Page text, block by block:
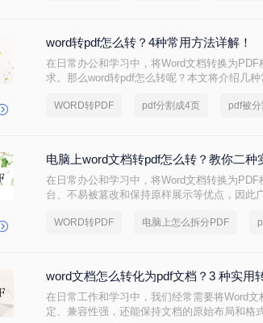
word转pdf怎么转？4种常用方法详解！
在日常办公和学习中，将Word文档转换为
求。那么word转pdf怎么转呢？本文将介绍几
WORD转PDF pdf分割成4页 pdf被
电脑上word文档转pdf怎么转？教你二种
在日常办公和学习中，将Word文档转换为
台、不易被篡改和保持原样展示等优点，因此
WORD转PDF 电脑上怎么拆分PDF
word文档怎么转化为pdf文档？3 种实用
在日常工作和学习中，我们经常需要将Word
定、兼容性强，还能保持文档的原始布局和格